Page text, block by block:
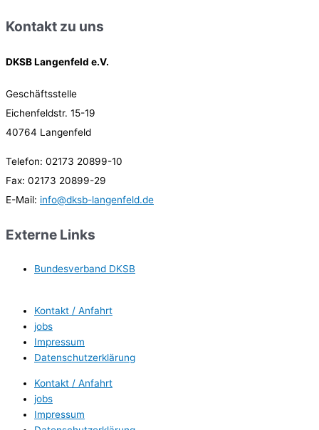
Kontakt zu uns
DKSB Langenfeld e.V.
Geschäftsstelle
Eichenfeldstr. 15-19
40764 Langenfeld
Telefon: 02173 20899-10
Fax: 02173 20899-29
E-Mail: info@dksb-langenfeld.de
Externe Links
Bundesverband DKSB
Kontakt / Anfahrt
jobs
Impressum
Datenschutzerklärung
Kontakt / Anfahrt
jobs
Impressum